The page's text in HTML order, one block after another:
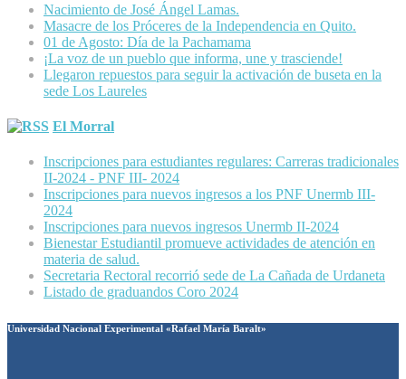
Nacimiento de José Ángel Lamas.
Masacre de los Próceres de la Independencia en Quito.
01 de Agosto: Día de la Pachamama
¡La voz de un pueblo que informa, une y trasciende!
Llegaron repuestos para seguir la activación de buseta en la
sede Los Laureles
El Morral
Inscripciones para estudiantes regulares: Carreras tradicionales
II-2024 - PNF III- 2024
Inscripciones para nuevos ingresos a los PNF Unermb III-
2024
Inscripciones para nuevos ingresos Unermb II-2024
Bienestar Estudiantil promueve actividades de atención en
materia de salud.
Secretaria Rectoral recorrió sede de La Cañada de Urdaneta
Listado de graduandos Coro 2024
Universidad Nacional Experimental «Rafael María Baralt»